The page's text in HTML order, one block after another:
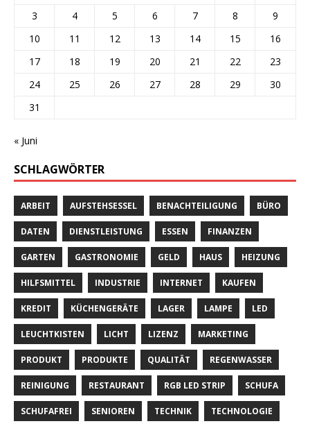
3
4 5 6 7 8
9
10
11 12 13 14 15
16
17
18 19 20 21 22
23
24
25 26 27 28 29
30
31
« Juni
SCHLAGWÖRTER
ARBEIT AUFSTEHSESSEL BENACHTEILIGUNG BÜRO
DATEN DIENSTLEISTUNG ESSEN FINANZEN
GARTEN GASTRONOMIE GELD HAUS HEIZUNG
HILFSMITTEL INDUSTRIE INTERNET KAUFEN
KREDIT KÜCHENGERÄTE LAGER LAMPE LED
LEUCHTKISTEN LICHT LIZENZ MARKETING
PRODUKT PRODUKTE QUALITÄT REGENWASSER
REINIGUNG RESTAURANT RGB LED STRIP SCHUFA
SCHUFAFREI SENIOREN TECHNIK TECHNOLOGIE